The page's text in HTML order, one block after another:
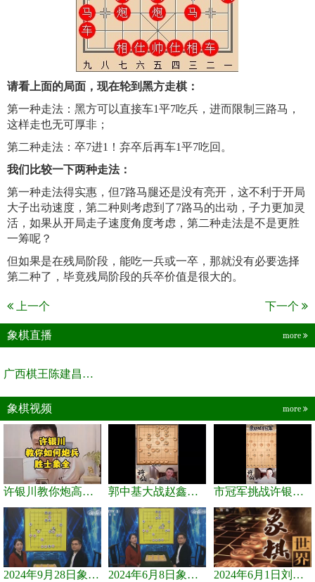
请看上面的局面，现在轮到黑方走棋：
第一种走法：黑方可以直接车1平7吃兵，进而限制三路马，
这样走也无可厚非；
第二种走法：卒7进1！弃卒后再车1平7吃回。
我们比较一下两种走法：
第一种走法得实惠，但7路马腿还是没有亮开，这不利于开局
大子出动速度，第二种则考虑到了7路马的出动，子力更加灵
活，如果从开局走子速度角度考虑，第二种走法是不是更胜
一筹呢？
但如果是在残局阶段，能吃一兵或一卒，那就没有必要选择
第二种了，毕竟残局阶段的兵卒价值是很大的。
上一个 下一个
象棋直播 more
广西棋王陈建昌直播间
象棋视频 more
许银川教你炮高兵士象全如何赢士象全，简单四步即可 郭中基大战赵鑫鑫，许银川激情讲解 市冠军挑战许银川，急进中兵变化真激烈！
2024年9月28日象棋世界栏目，刘君、蒋川讲解了第九届杨官璘杯象棋... 2024年6月8日象棋世界，刘君、蒋川讲解了第九届杨官璘杯全国象棋... 2024年6月1日刘君、蒋川讲解第三届上海杯象棋大师赛谢靖与李少庚...